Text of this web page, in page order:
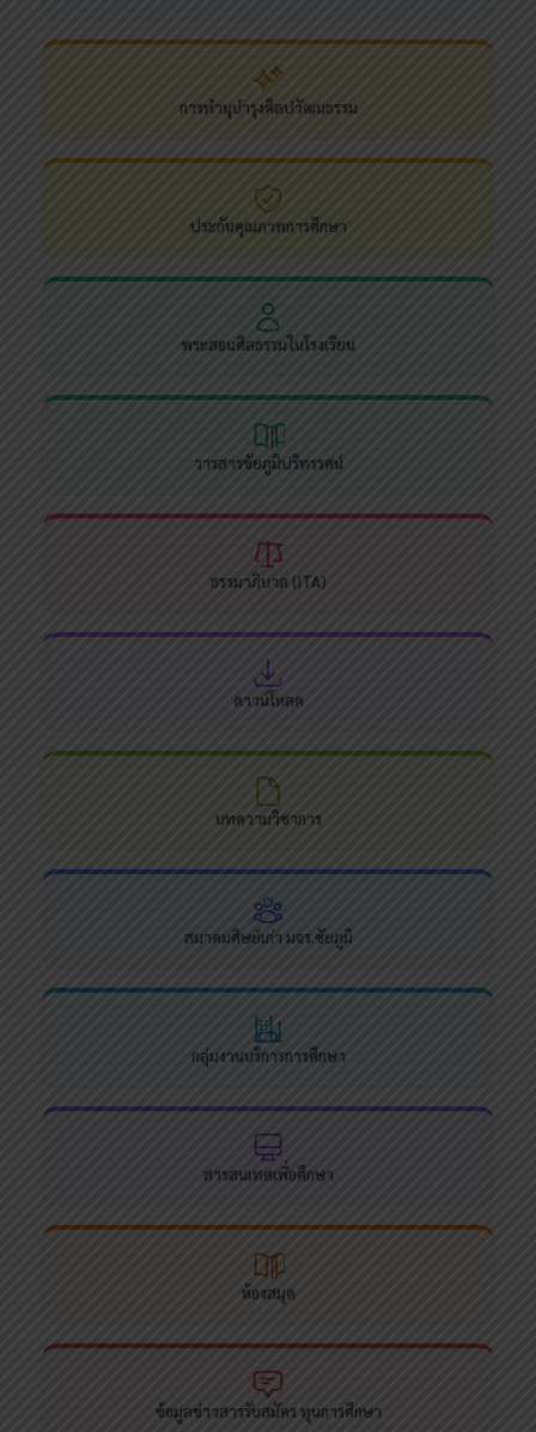
การทำนุบำรุงศิลปวัฒนธรรม
ประกันคุณภาพการศึกษา
พระสอนศีลธรรมในโรงเรียน
วารสารชัยภูมิปริทรรศน์
ธรรมาภิบาล (ITA)
ดาวน์โหลด
บทความวิชาการ
สมาคมศิษย์เก่า มจร.ชัยภูมิ
กลุ่มงานบริการการศึกษา
สารสนเทศเพื่อศึกษา
ห้องสมุด
ข้อมูลข่าวสารรับสมัคร ทุนการศึกษา